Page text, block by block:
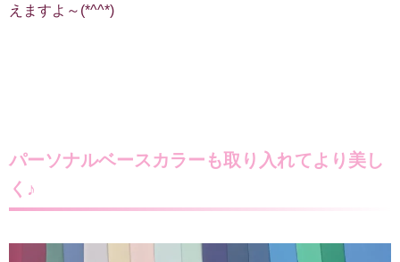
えますよ～(*^^*)
パーソナルベースカラーも取り入れてより美し
く♪